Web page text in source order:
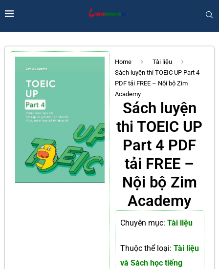
Home
Tài liệu
Sách luyện thi TOEIC UP Part 4
PDF tải FREE – Nội bộ Zim
Academy
Sách luyện
thi TOEIC UP
Part 4 PDF
tải FREE –
Nội bộ Zim
Academy
Chuyên mục: Tài liệu
Thuộc thể loại: Tài liệu
và Sách học tiếng